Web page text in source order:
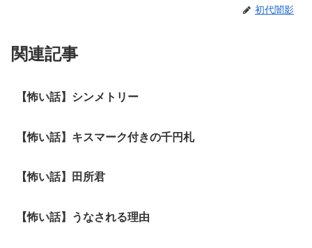
初代闇影
関連記事
【怖い話】シンメトリー
【怖い話】キスマーク付きの千円札
【怖い話】田所君
【怖い話】うなされる理由